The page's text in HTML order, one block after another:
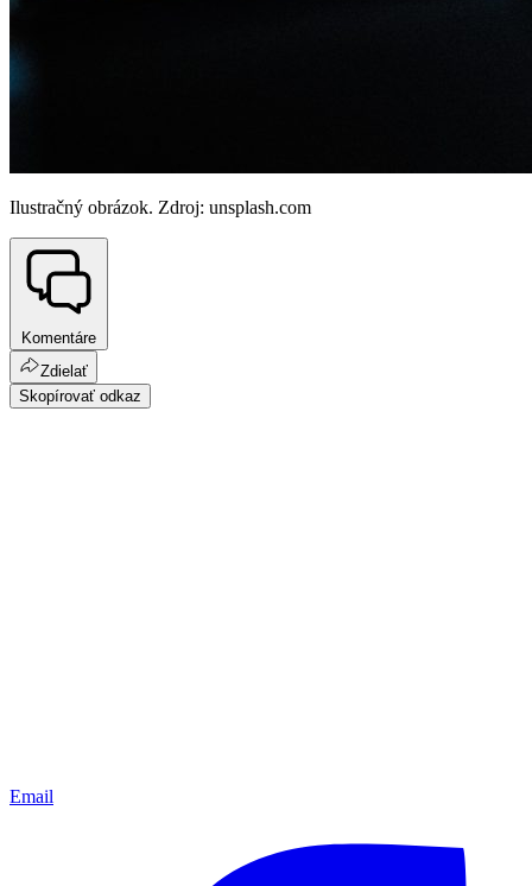
Ilustračný obrázok. Zdroj: unsplash.com
Komentáre
Zdielať
Skopírovať odkaz
Email